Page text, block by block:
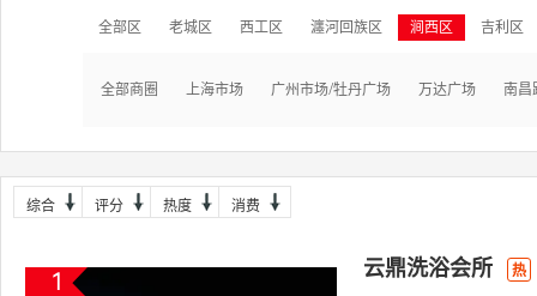
全部区 老城区 西工区 瀍河回族区 涧西区 吉利区
全部商圈 上海市场 广州市场/牡丹广场 万达广场 南昌
综合 评分 热度 消费
1
云鼎洗浴会所 热